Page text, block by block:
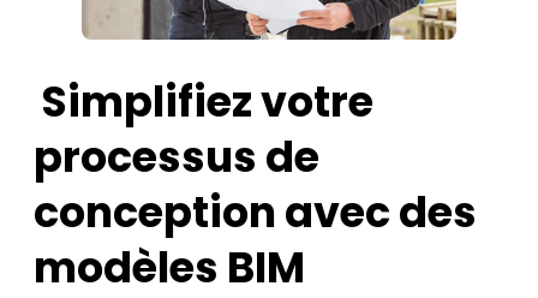
Simplifiez votre
processus de
conception avec des
modèles BIM